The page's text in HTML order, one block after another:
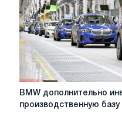
BMW
BMW дополнительно
производственную